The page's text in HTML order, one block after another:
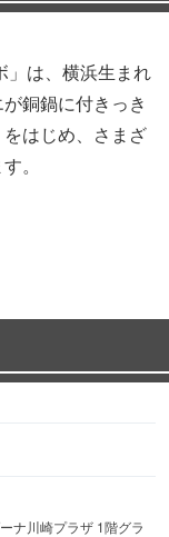
」は、横浜生まれ
銅鍋に付きっき
はじめ、さまざ
。
ナ川崎プラザ 1階グラ